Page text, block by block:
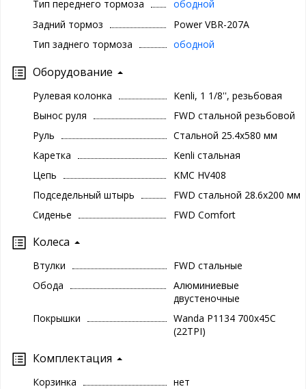
Тип переднего тормоза
ободной
Задний тормоз
Power VBR-207A
Тип заднего тормоза
ободной
Оборудование
Рулевая колонка
Kenli, 1 1/8'', резьбовая
Вынос руля
FWD стальной резьбовой
Руль
Стальной 25.4х580 мм
Каретка
Kenli стальная
Цепь
KMC HV408
Подседельный штырь
FWD стальной 28.6x200 мм
Сиденье
FWD Comfort
Колеса
Втулки
FWD стальные
Обода
Алюминиевые
двустеночные
Покрышки
Wanda P1134 700x45C
(22TPI)
Комплектация
Корзинка
нет